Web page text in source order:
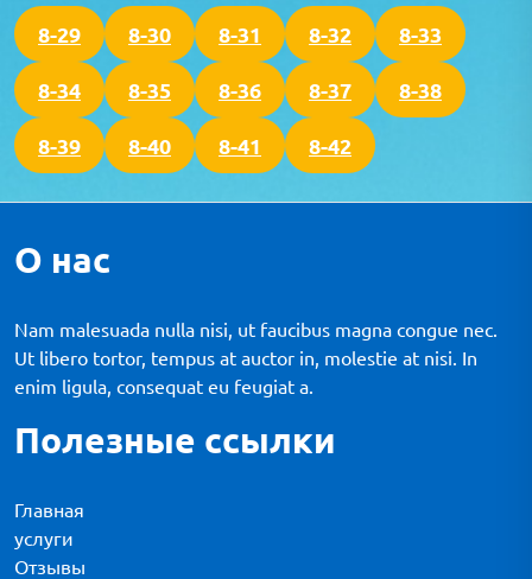
8-29 8-30 8-31 8-32 8-33
8-34 8-35 8-36 8-37 8-38
8-39 8-40 8-41 8-42
О нас
Nam malesuada nulla nisi, ut faucibus magna congue nec.
Ut libero tortor, tempus at auctor in, molestie at nisi. In
enim ligula, consequat eu feugiat a.
Полезные ссылки
Главная
услуги
Отзывы